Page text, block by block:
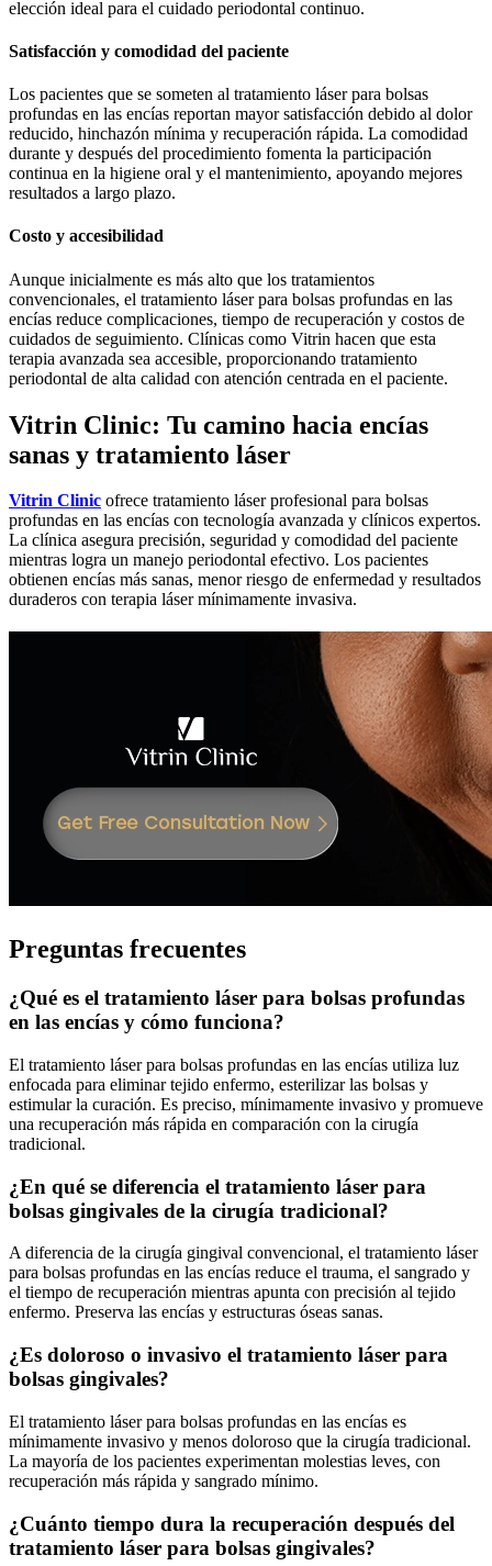
elección ideal para el cuidado periodontal continuo.
Satisfacción y comodidad del paciente
Los pacientes que se someten al tratamiento láser para bolsas
profundas en las encías reportan mayor satisfacción debido al dolor
reducido, hinchazón mínima y recuperación rápida. La comodidad
durante y después del procedimiento fomenta la participación
continua en la higiene oral y el mantenimiento, apoyando mejores
resultados a largo plazo.
Costo y accesibilidad
Aunque inicialmente es más alto que los tratamientos
convencionales, el tratamiento láser para bolsas profundas en las
encías reduce complicaciones, tiempo de recuperación y costos de
cuidados de seguimiento. Clínicas como Vitrin hacen que esta
terapia avanzada sea accesible, proporcionando tratamiento
periodontal de alta calidad con atención centrada en el paciente.
Vitrin Clinic: Tu camino hacia encías
sanas y tratamiento láser
Vitrin Clinic ofrece tratamiento láser profesional para bolsas
profundas en las encías con tecnología avanzada y clínicos expertos.
La clínica asegura precisión, seguridad y comodidad del paciente
mientras logra un manejo periodontal efectivo. Los pacientes
obtienen encías más sanas, menor riesgo de enfermedad y resultados
duraderos con terapia láser mínimamente invasiva.
Preguntas frecuentes
¿Qué es el tratamiento láser para bolsas profundas
en las encías y cómo funciona?
El tratamiento láser para bolsas profundas en las encías utiliza luz
enfocada para eliminar tejido enfermo, esterilizar las bolsas y
estimular la curación. Es preciso, mínimamente invasivo y promueve
una recuperación más rápida en comparación con la cirugía
tradicional.
¿En qué se diferencia el tratamiento láser para
bolsas gingivales de la cirugía tradicional?
A diferencia de la cirugía gingival convencional, el tratamiento láser
para bolsas profundas en las encías reduce el trauma, el sangrado y
el tiempo de recuperación mientras apunta con precisión al tejido
enfermo. Preserva las encías y estructuras óseas sanas.
¿Es doloroso o invasivo el tratamiento láser para
bolsas gingivales?
El tratamiento láser para bolsas profundas en las encías es
mínimamente invasivo y menos doloroso que la cirugía tradicional.
La mayoría de los pacientes experimentan molestias leves, con
recuperación más rápida y sangrado mínimo.
¿Cuánto tiempo dura la recuperación después del
tratamiento láser para bolsas gingivales?